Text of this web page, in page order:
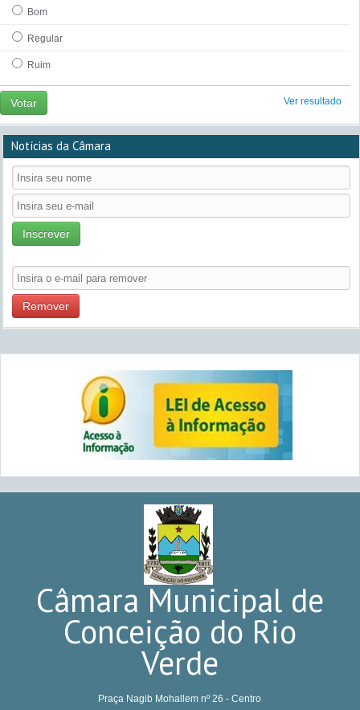
Bom
Regular
Ruim
Votar Ver resultado
Notícias da Câmara
Inscrever
Remover
Câmara Municipal de
Conceição do Rio
Verde
Praça Nagib Mohallem nº 26 - Centro